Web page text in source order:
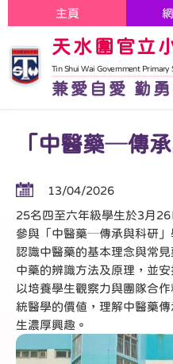
天水圍官立
Tin Shui Wai Government Primary
兼愛自愛 勤
主頁
「中醫藥─傳
13/04/2026
25名四至六年級學生於3月
參與「中醫藥─傳承與科研」
認識中醫藥的基本理念與常
中藥的辨識方法及原理，並
以培養學生觀察力與團隊合
統醫學的價值，理解中醫藥
生濃厚興趣。